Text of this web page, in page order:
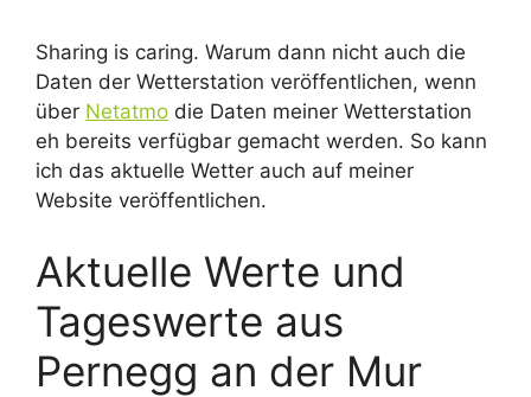
Sharing is caring. Warum dann nicht auch die
Daten der Wetterstation veröffentlichen, wenn
über Netatmo die Daten meiner Wetterstation
eh bereits verfügbar gemacht werden. So kann
ich das aktuelle Wetter auch auf meiner
Website veröffentlichen.
Aktuelle Werte und
Tageswerte aus
Pernegg an der Mur